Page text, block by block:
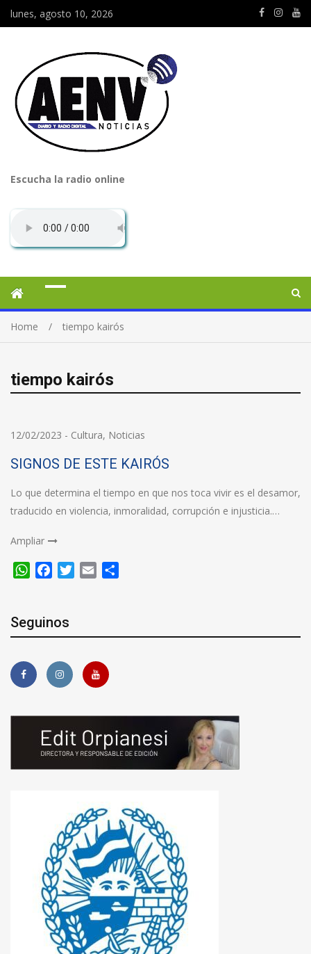
lunes, agosto 10, 2026
Escucha la radio online
Home tiempo kairós
tiempo kairós
12/02/2023 - Cultura, Noticias
SIGNOS DE ESTE KAIRÓS
Lo que determina el tiempo en que nos toca vivir es el desamor,
traducido en violencia, inmoralidad, corrupción e injusticia.…
Ampliar
WhatsApp
FacebookTwitter
Email
Seguinos